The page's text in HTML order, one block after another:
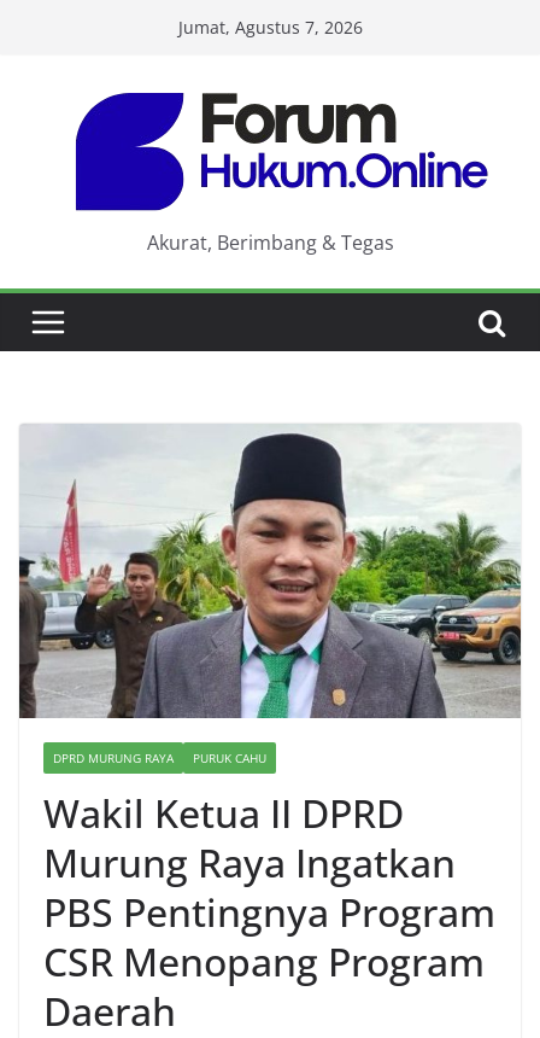
Jumat, Agustus 7, 2026
Akurat, Berimbang & Tegas
DPRD MURUNG RAYA PURUK CAHU
Wakil Ketua II DPRD
Murung Raya Ingatkan
PBS Pentingnya Program
CSR Menopang Program
Daerah